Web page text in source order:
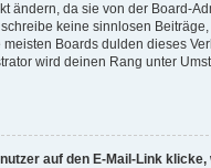
ändern, da sie von der Board-
keine sinnlosen
Boards dulden dieses
wird deinen Rang unter
auf den E-Mail-Link klicke,